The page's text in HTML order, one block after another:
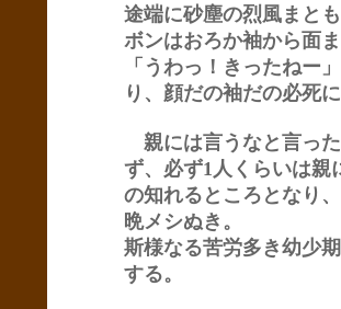
途端に砂塵の烈風まと
ボンはおろか袖から面
「うわっ！きったねー
り、顔だの袖だの必死
親には言うなと言っ
ず、必ず1人くらいは親
の知れるところとなり
晩メシぬき。
斯様なる苦労多き幼少
する。